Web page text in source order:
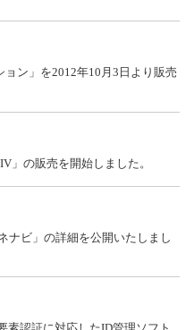
ン」を2012年10月3日より販売
」の販売を開始しました。
ナビ」の詳細を公開いたしまし